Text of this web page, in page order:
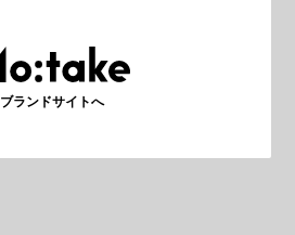
ブランドサイトへ